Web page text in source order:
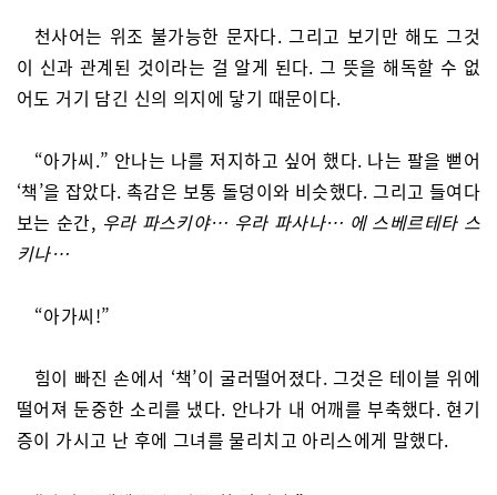
천사어는 위조 불가능한 문자다. 그리고 보기만 해도 그것
이 신과 관계된 것이라는 걸 알게 된다. 그 뜻을 해독할 수 없
어도 거기 담긴 신의 의지에 닿기 때문이다.
“아가씨.” 안나는 나를 저지하고 싶어 했다. 나는 팔을 뻗어
‘책’을 잡았다. 촉감은 보통 돌덩이와 비슷했다. 그리고 들여다
보는 순간, 우라 파스키야… 우라 파사나… 에 스베르테타 스
키나…
“아가씨!”
힘이 빠진 손에서 ‘책’이 굴러떨어졌다. 그것은 테이블 위에
떨어져 둔중한 소리를 냈다. 안나가 내 어깨를 부축했다. 현기
증이 가시고 난 후에 그녀를 물리치고 아리스에게 말했다.